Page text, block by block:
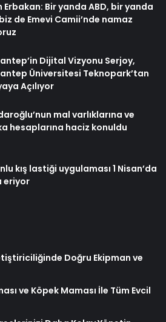
Erbakan: Bir yanda ABD, bir yanda
de Emevi Camii’nde namaz
Dijital Vizyonu Serjoy,
Üniversitesi Teknopark’tan
Açılıyor
mal varlıklarına ve
hesaplarına haciz konuldu
kış lastiği uygulaması 1 Nisan’da
eriyor
Doğru Ekipman ve
ve Köpek Maması İle Tüm Evcil